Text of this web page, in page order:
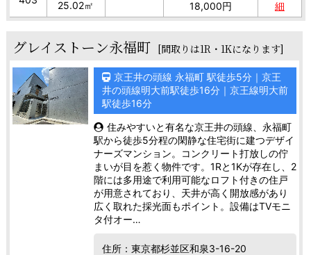
25.02㎡
18,000円
細
グレイストーン永福町 [間取りは1R・1Kになります]
京王井の頭線 永福町 駅徒歩5分｜京王
井の頭線明大前駅徒歩16分｜京王線明大前
駅徒歩16分
住みやすいと有名な京王井の頭線、永福町
駅から徒歩5分程の閑静な住宅街に建つデザイ
ナーズマンション。コンクリート打放しの佇
まいが目を惹く物件です。1Rと1Kが存在し、2
階には多用途で利用可能なロフト付きの住戸
が用意されており、天井が高く開放感があり
広く取れた採光面もポイント。設備はTVモニ
タ付オー…
住所：東京都杉並区和泉3-16-20